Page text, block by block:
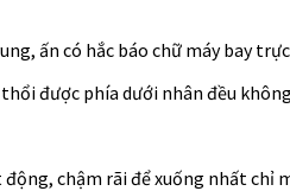
ấn có hắc báo chữ máy bay
được phía dưới nhân đều
chậm rãi để xuống nhất chỉ